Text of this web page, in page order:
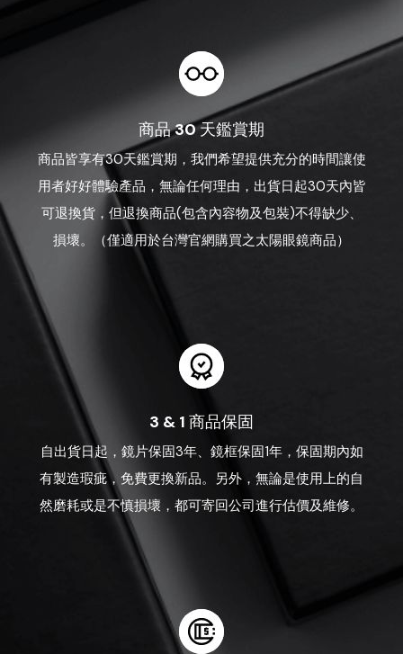
商品 30 天鑑賞期
商品皆享有30天鑑賞期，我們希望提供充分的時間讓使
用者好好體驗產品，無論任何理由，出貨日起30天內皆
可退換貨，但退換商品(包含內容物及包裝)不得缺少、
損壞。（僅適用於台灣官網購買之太陽眼鏡商品）
3 & 1 商品保固
自出貨日起，鏡片保固3年、鏡框保固1年，保固期內如
有製造瑕疵，免費更換新品。另外，無論是使用上的自
然磨耗或是不慎損壞，都可寄回公司進行估價及維修。